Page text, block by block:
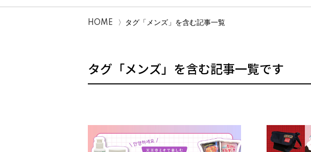
HOME タグ「メンズ」を含む記事一覧
タグ「メンズ」を含む記事一覧です